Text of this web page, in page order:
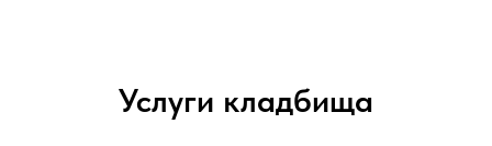
Услуги кладбища